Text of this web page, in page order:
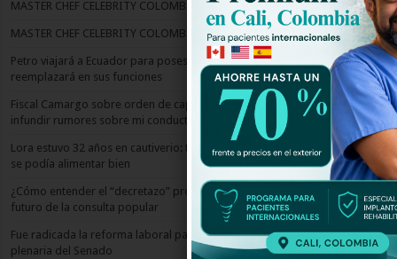
MASTER CHEF CELEBRITY COLOMBIA CAPITULO 2
MASTER CHEF CELEBRITY COLOMBIA CAPITULO 1
Petro viajará a Ecuador para posesión de Noboa: Armando Benedetti lo
reemplazará en sus funciones
Fiscal Camargo sobre orden de captura en Guatemala: “Es dañino
infundir rumores sobre mi conducta”
Lora estuvo 32 años en cautiverio: tenía el pico y uñas tan largas que no
se podía alimentar bien
¿Cómo entender el “decretazo” propuesto por el gobierno? Análisis del
futuro de la consulta popular
Fue radicada la reforma laboral para su cuarto y último debate en
plenaria del Senado